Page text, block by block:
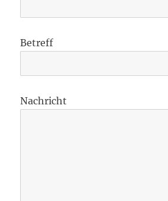
Betreff
Nachricht